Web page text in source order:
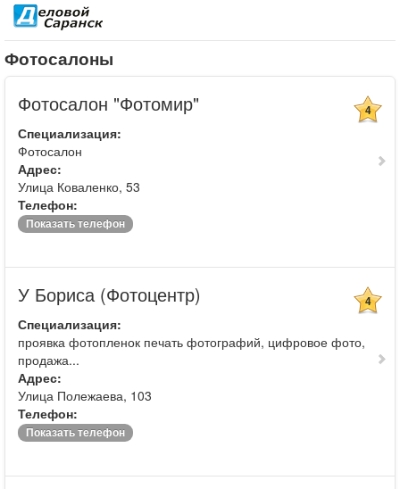
Фотосалоны
Фотосалон "Фотомир" 4
Специализация:
Фотосалон
Адрес:
Улица Коваленко, 53
Телефон:
Показать телефон
У Бориса (Фотоцентр) 4
Специализация:
проявка фотопленок печать фотографий, цифровое фото,
продажа...
Адрес:
Улица Полежаева, 103
Телефон:
Показать телефон